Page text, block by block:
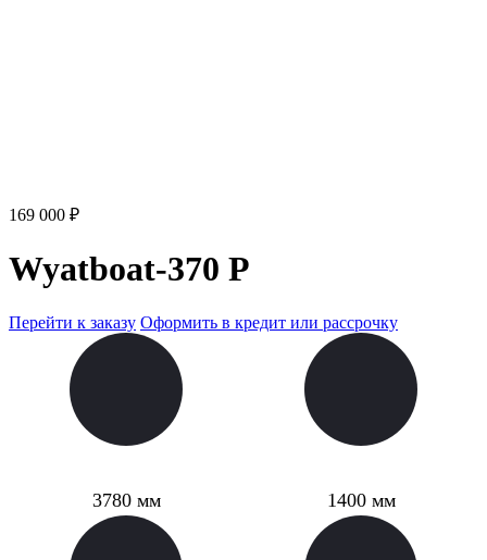
169 000 ₽
Wyatboat-370 Р
Перейти к заказу Оформить в кредит или рассрочку
3780 мм 1400 мм